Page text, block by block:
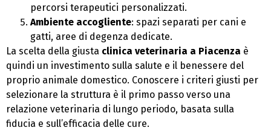
percorsi terapeutici personalizzati.
Ambiente accogliente: spazi separati per cani e
gatti, aree di degenza dedicate.
La scelta della giusta clinica veterinaria a Piacenza è
quindi un investimento sulla salute e il benessere del
proprio animale domestico. Conoscere i criteri giusti per
selezionare la struttura è il primo passo verso una
relazione veterinaria di lungo periodo, basata sulla
fiducia e sull’efficacia delle cure.